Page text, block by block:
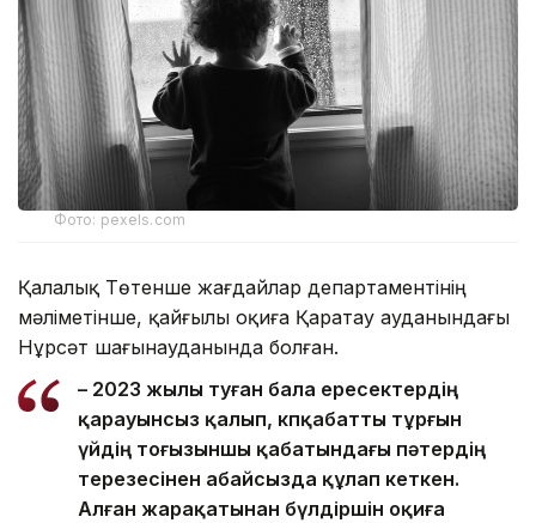
Фото: pexels.com
Қалалық Төтенше жағдайлар департаментінің
мәліметінше, қайғылы оқиға Қаратау ауданындағы
Нұрсәт шағынауданында болған.
– 2023 жылы туған бала ересектердің
қарауынсыз қалып, көпқабатты тұрғын
үйдің тоғызыншы қабатындағы пәтердің
терезесінен абайсызда құлап кеткен.
Алған жарақатынан бүлдіршін оқиға